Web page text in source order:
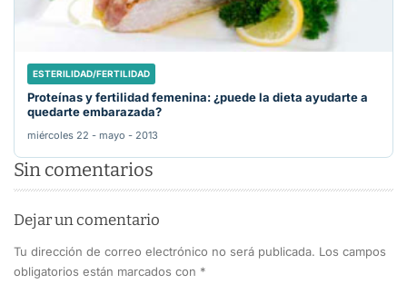
ESTERILIDAD/FERTILIDAD
Proteínas y fertilidad femenina: ¿puede la dieta ayudarte a
quedarte embarazada?
miércoles 22 - mayo - 2013
Sin comentarios
Dejar un comentario
Tu dirección de correo electrónico no será publicada. Los campos
obligatorios están marcados con *